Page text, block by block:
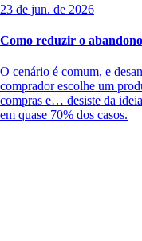
23 de jun. de 2026
Como reduzir o
O cenário é comum, e
comprador escolhe um
compras e… desiste da
em quase 70% dos casos.